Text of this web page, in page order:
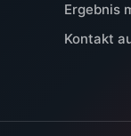
Ergebnis
Kontakt